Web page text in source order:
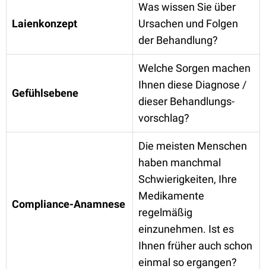
Laienkonzept
Was wissen Sie über
Ursachen und Folgen
der Behandlung?
Gefühlsebene
Welche Sorgen machen
Ihnen diese Diagnose /
dieser Behandlungs-
vorschlag?
Compliance-Anamnese
Die meisten Menschen
haben manchmal
Schwierigkeiten, Ihre
Medikamente
regelmäßig
einzunehmen. Ist es
Ihnen früher auch schon
einmal so ergangen?